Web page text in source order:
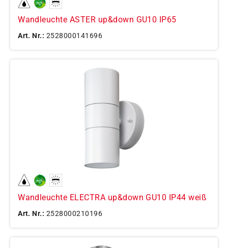
Wandleuchte ASTER up&down GU10 IP65
Art. Nr.: 2528000141696
Wandleuchte ELECTRA up&down GU10 IP44 weiß
Art. Nr.: 2528000210196